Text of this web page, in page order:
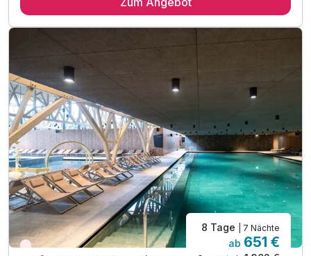
kostenlose Unterkunft für max. 2 Kinder bis 11,99 Jahre
tägl. Nachmittags-Snack
tägl. abwechslungsreiches Abendbuffet mit großer
Auswahl für die ganze Familie
inkl. nicht-alkoholische Getränke & Heißgetränke
inkl. uneingeschränkter Eintritt zu den Thermalbecken
Termalia Relax, Thermalia Family Fun
inkl. uneingeschränkter Eintritt zum Thermal Park
Aqualuna*
inkl. Nachtschwimmen in den Thermalia Relax Pools
(Freitag & Samstag)
inkl. täglich frisches Obst & Thermal-Trinkwasser am
Zimmer
inkl. Animationsprogramm für Erwachsene & Kinder
Wieder frei ab September
8 Tage | 7 Nächte
ab 651 €